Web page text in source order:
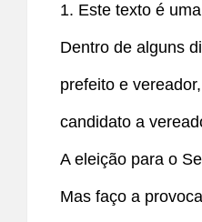
1. Este texto é
Dentro de alguns
prefeito e
candidato a
A eleição para o
Mas faço a